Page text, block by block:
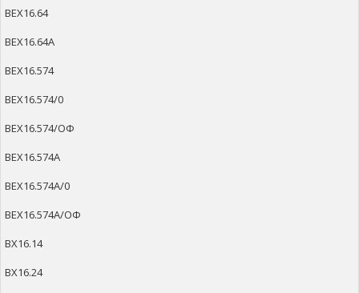
ВЕХ16.64
ВЕХ16.64А
ВЕХ16.574
ВЕХ16.574/0
ВЕХ16.574/ОФ
ВЕХ16.574А
ВЕХ16.574А/0
ВЕХ16.574А/ОФ
ВХ16.14
ВХ16.24